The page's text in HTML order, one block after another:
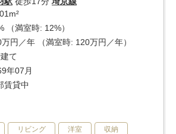
（満室時: 12%）
円／年 （満室時: 120万円／年）
て
年07月
賃貸中
リビング 洋室 収納